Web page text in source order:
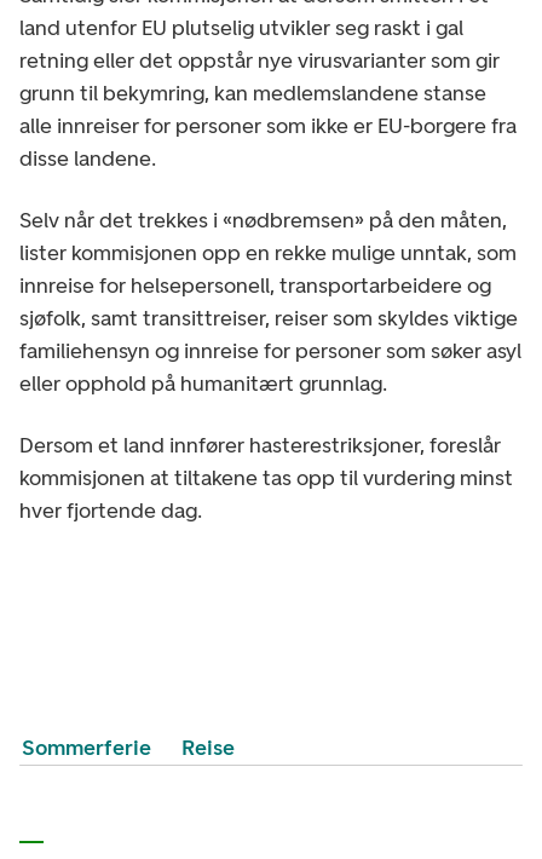
land utenfor EU plutselig utvikler seg raskt i gal
retning eller det oppstår nye virusvarianter som gir
grunn til bekymring, kan medlemslandene stanse
alle innreiser for personer som ikke er EU-borgere fra
disse landene.
Selv når det trekkes i «nødbremsen» på den måten,
lister kommisjonen opp en rekke mulige unntak, som
innreise for helsepersonell, transportarbeidere og
sjøfolk, samt transittreiser, reiser som skyldes viktige
familiehensyn og innreise for personer som søker asyl
eller opphold på humanitært grunnlag.
Dersom et land innfører hasterestriksjoner, foreslår
kommisjonen at tiltakene tas opp til vurdering minst
hver fjortende dag.
Sommerferie Reise